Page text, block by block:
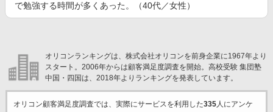
で勉強する時間が多くあった。（40代／女性）
オリコンランキングは、株式会社オリコンを前身企業に1967年より
スタート。2006年からは顧客満足度調査を開始。高校受験 集団塾
中国・四国は、2018年よりランキングを発表しています。
オリコン顧客満足度調査では、実際にサービスを利用した335人にアンケ